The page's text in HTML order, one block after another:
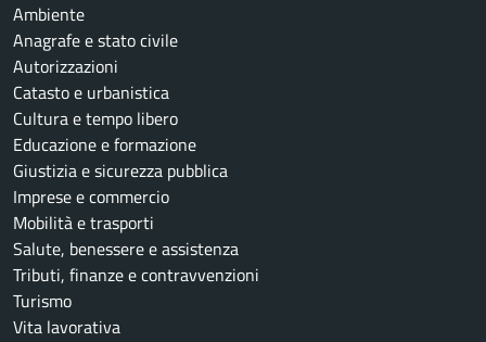
Ambiente
Anagrafe e stato civile
Autorizzazioni
Catasto e urbanistica
Cultura e tempo libero
Educazione e formazione
Giustizia e sicurezza pubblica
Imprese e commercio
Mobilità e trasporti
Salute, benessere e assistenza
Tributi, finanze e contravvenzioni
Turismo
Vita lavorativa